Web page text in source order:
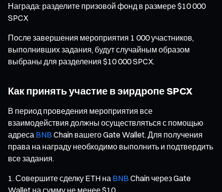
Награда: разделите призовой фонд в размере $10 000
SPCX
После завершения мероприятия 1 000 участников,
выполнивших задания, будут случайным образом
выбраны для разделения $10 000 SPCX.
Как принять участие в эирдропе SPCX
В период проведения мероприятия все
взаимодействия должны осуществляться с помощью
адреса BNB Chain вашего Gate Wallet. Для получения
права на награду необходимо выполнить и подтвердить
все задания.
Совершите сделку ETH на BNB Chain через Gate
Wallet на сумму не менее $10